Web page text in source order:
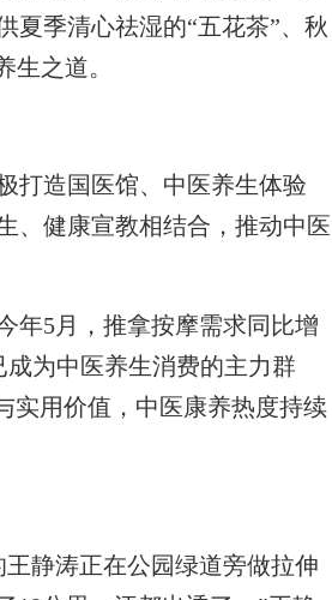
夏季清心祛湿的“五花茶”、秋
之道。
打造国医馆、中医养生体验
、健康宣教相结合，推动中医
5月，推拿按摩需求同比增
为中医养生消费的主力群
实用价值，中医康养热度持续
静涛正在公园绿道旁做拉伸